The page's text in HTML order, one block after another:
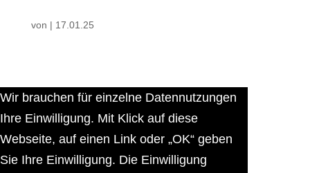
von | 17.01.25
Wir brauchen für einzelne Datennutzungen
Ihre Einwilligung. Mit Klick auf diese
Webseite, auf einen Link oder „OK“ geben
Sie Ihre Einwilligung. Die Einwilligung